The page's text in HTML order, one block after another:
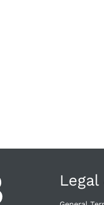
Legal